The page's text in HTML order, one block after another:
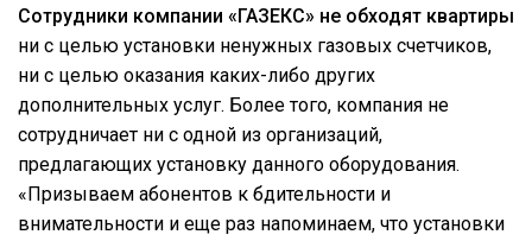
Сотрудники компании «ГАЗЕКС» не обходят квартиры
ни с целью установки ненужных газовых счетчиков,
ни с целью оказания каких-либо других
дополнительных услуг. Более того, компания не
сотрудничает ни с одной из организаций,
предлагающих установку данного оборудования.
«Призываем абонентов к бдительности и
внимательности и еще раз напоминаем, что установки